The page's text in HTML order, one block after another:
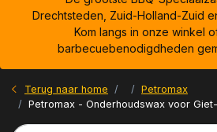
Drechtsteden, Zuid-Holland-Zuid
Kom langs in onze winkel
barbecuebenodigdheden
Terug naar home
Petromax
Petromax - Onderhoudswax voor